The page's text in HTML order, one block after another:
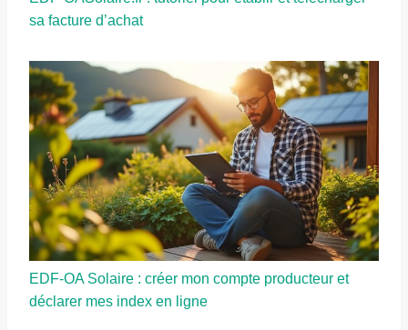
sa facture d’achat
EDF-OA Solaire : créer mon compte producteur et
déclarer mes index en ligne